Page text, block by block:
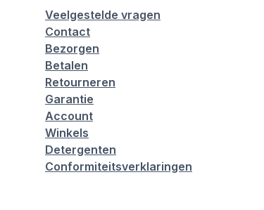
Veelgestelde vragen
Contact
Bezorgen
Betalen
Retourneren
Garantie
Account
Winkels
Detergenten
Conformiteitsverklaringen